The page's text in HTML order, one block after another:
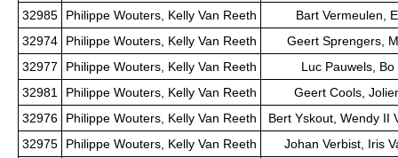
32985
Philippe Wouters, Kelly Van Reeth
Bart Vermeulen,
32974
Philippe Wouters, Kelly Van Reeth
Geert Sprengers,
32977
Philippe Wouters, Kelly Van Reeth
Luc Pauwels, Bo
32981
Philippe Wouters, Kelly Van Reeth
Geert Cools,
32976
Philippe Wouters, Kelly Van Reeth
Bert Yskout, Wendy II
32975
Philippe Wouters, Kelly Van Reeth
Johan Verbist, Iris